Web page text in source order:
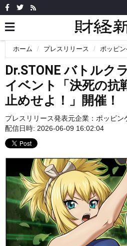
ホーム プレスリリース ポッピ
Dr.STONE バトル
イベント「決死の抗
止めせよ！」開催！
プレスリリース発表元企業： ポッピン
配信日時: 2026-06-09 16:02:04